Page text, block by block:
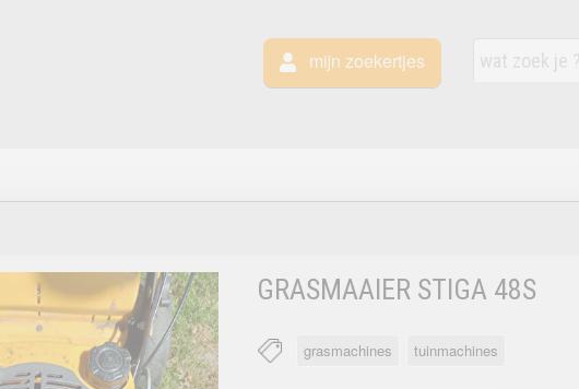
mijn zoekertjes
GRASMAAIER STIGA 48S
grasmachines tuinmachines